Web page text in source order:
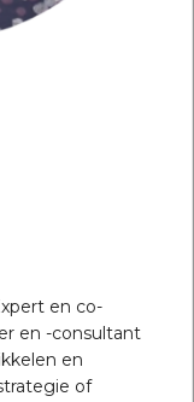
en co-
en -consultant
en
of